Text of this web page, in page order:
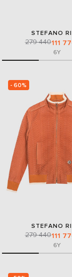
STEFANO
279 440111
6Y
- 60%
STEFANO
279 440111
6Y